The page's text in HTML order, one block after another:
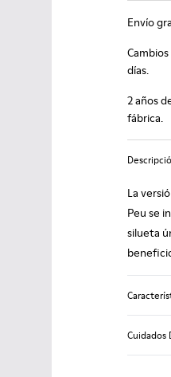
Envío
días.
2 años
fábrica.
La
Peu se
silueta
Cuidados